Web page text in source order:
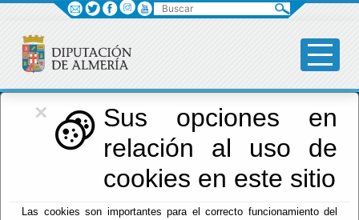
×
Sus opciones en
relación al uso de
cookies en este sitio
Las cookies son importantes para el correcto funcionamiento del
Diputación
Menú Diputación
Buscar